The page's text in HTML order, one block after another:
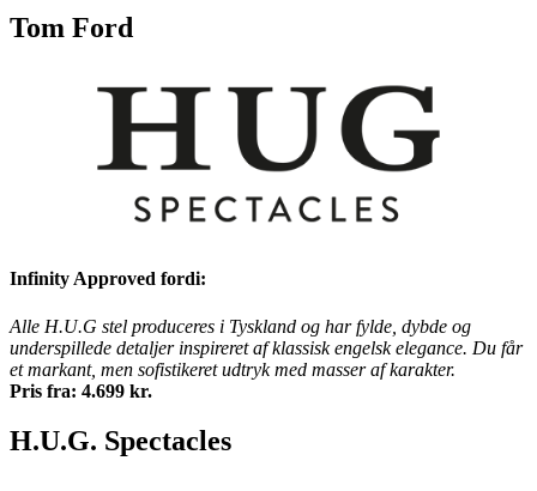
Tom Ford
Infinity Approved fordi:
Alle H.U.G stel produceres i Tyskland og har fylde, dybde og
underspillede detaljer inspireret af klassisk engelsk elegance. Du får
et markant, men sofistikeret udtryk med masser af karakter.
Pris fra: 4.699 kr.
H.U.G. Spectacles